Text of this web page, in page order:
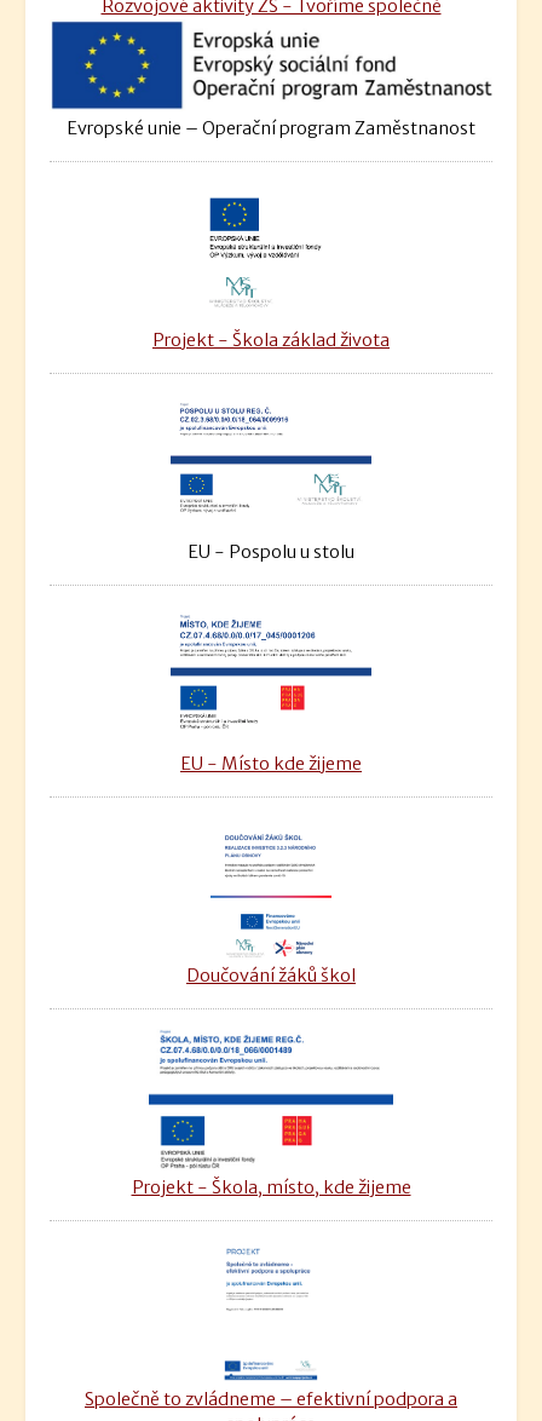
Rozvojové aktivity ZŠ - Tvoříme společně
Evropské unie – Operační program Zaměstnanost
Projekt - Škola základ života
EU - Pospolu u stolu
EU - Místo kde žijeme
Doučování žáků škol
Projekt - Škola, místo, kde žijeme
Společně to zvládneme – efektivní podpora a